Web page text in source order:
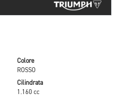
Colore
ROSSO
Cilindrata
1.160 cc